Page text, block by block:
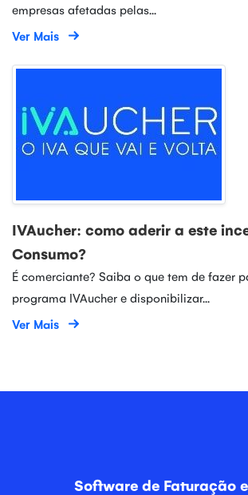
empresas afetadas pelas...
Ver Mais
IVAucher: como aderir a este
Consumo?
É comerciante? Saiba o que tem de fazer
programa IVAucher e disponibilizar...
Ver Mais
Software de Faturação